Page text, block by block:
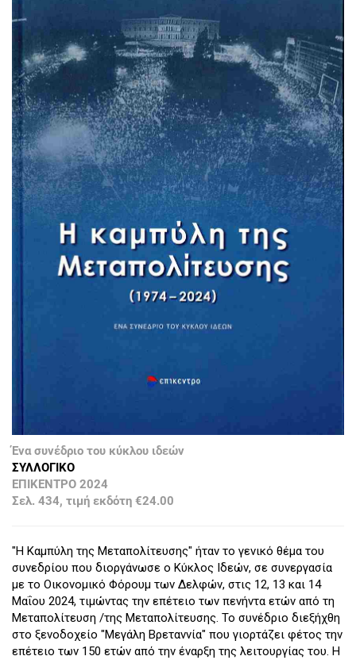
Ένα συνέδριο του κύκλου ιδεών
ΣΥΛΛΟΓΙΚΟ
ΕΠΙΚΕΝΤΡΟ 2024
Σελ. 434, τιμή εκδότη €24.00
"Η Καμπύλη της Μεταπολίτευσης" ήταν το γενικό θέμα του
συνεδρίου που διοργάνωσε ο Κύκλος Ιδεών, σε συνεργασία
με το Οικονομικό Φόρουμ των Δελφών, στις 12, 13 και 14
Μαΐου 2024, τιμώντας την επέτειο των πενήντα ετών από τη
Μεταπολίτευση /της Μεταπολίτευσης. Το συνέδριο διεξήχθη
στο ξενοδοχείο "Μεγάλη Βρεταννία" που γιορτάζει φέτος την
επέτειο των 150 ετών από την έναρξη της λειτουργίας του. Η